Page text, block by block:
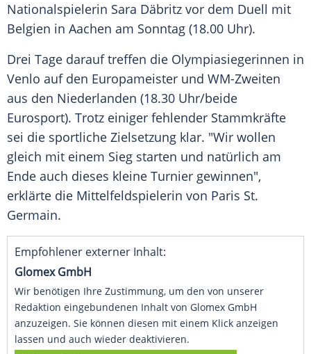
Nationalspielerin Sara Däbritz vor dem Duell mit
Belgien in Aachen am Sonntag (18.00 Uhr).
Drei Tage darauf treffen die Olympiasiegerinnen in
Venlo auf den Europameister und WM-Zweiten
aus den Niederlanden (18.30 Uhr/beide
Eurosport). Trotz einiger fehlender Stammkräfte
sei die sportliche Zielsetzung klar. "Wir wollen
gleich mit einem Sieg starten und natürlich am
Ende auch dieses kleine Turnier gewinnen",
erklärte die Mittelfeldspielerin von Paris St.
Germain.
Empfohlener externer Inhalt:
Glomex GmbH
Wir benötigen Ihre Zustimmung, um den von unserer
Redaktion eingebundenen Inhalt von Glomex GmbH
anzuzeigen. Sie können diesen mit einem Klick anzeigen
lassen und auch wieder deaktivieren.